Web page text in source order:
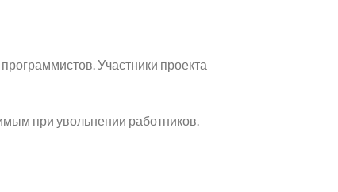
Участники проекта
при увольнении работников.